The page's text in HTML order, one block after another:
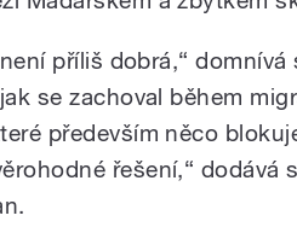
příliš dobrá,“
se zachoval během
především něco
řešení,“ dodává